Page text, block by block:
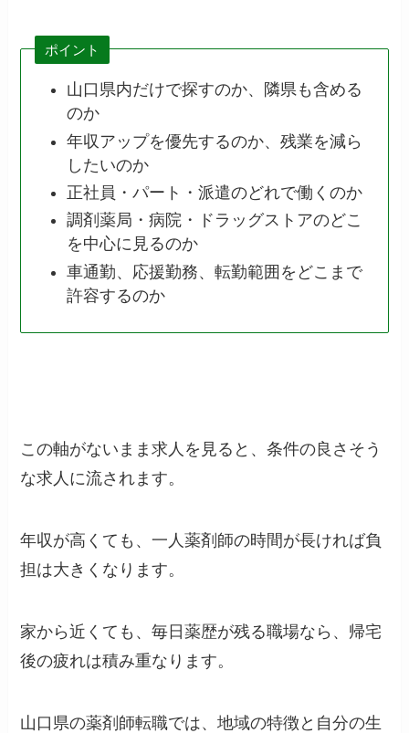
ポイント
山口県内だけで探すのか、隣県も含める
のか
年収アップを優先するのか、残業を減ら
したいのか
正社員・パート・派遣のどれで働くのか
調剤薬局・病院・ドラッグストアのどこ
を中心に見るのか
車通勤、応援勤務、転勤範囲をどこまで
許容するのか
この軸がないまま求人を見ると、条件の良さそう
な求人に流されます。
年収が高くても、一人薬剤師の時間が長ければ負
担は大きくなります。
家から近くても、毎日薬歴が残る職場なら、帰宅
後の疲れは積み重なります。
山口県の薬剤師転職では、地域の特徴と自分の生